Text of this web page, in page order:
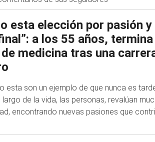
esta elección por pasión
a los 55 años,
medicina tras una
esta son un ejemplo de que nunca es
largo de la vida, las personas, revalúan
encontrando nuevas pasiones que